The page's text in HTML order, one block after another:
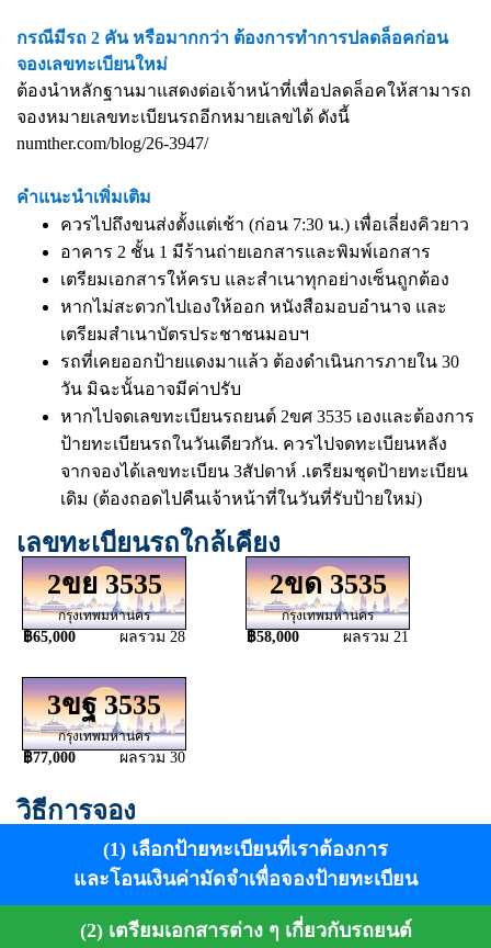
กรณีมีรถ 2 คัน หรือมากกว่า ต้องการทำการปลดล็อคก่อน
จองเลขทะเบียนใหม่
ต้องนำหลักฐานมาแสดงต่อเจ้าหน้าที่เพื่อปลดล็อคให้สามารถ
จองหมายเลขทะเบียนรถอีกหมายเลขได้ ดังนี้
numther.com/blog/26-3947/
คำแนะนำเพิ่มเติม
ควรไปถึงขนส่งตั้งแต่เช้า (ก่อน 7:30 น.) เพื่อเลี่ยงคิวยาว
อาคาร 2 ชั้น 1 มีร้านถ่ายเอกสารและพิมพ์เอกสาร
เตรียมเอกสารให้ครบ และสำเนาทุกอย่างเซ็นถูกต้อง
หากไม่สะดวกไปเองให้ออก หนังสือมอบอำนาจ และ
เตรียมสำเนาบัตรประชาชนมอบฯ
รถที่เคยออกป้ายแดงมาแล้ว ต้องดำเนินการภายใน 30
วัน มิฉะนั้นอาจมีค่าปรับ
หากไปจดเลขทะเบียนรถยนต์ 2ขศ 3535 เองและต้องการ
ป้ายทะเบียนรถในวันเดียวกัน. ควรไปจดทะเบียนหลัง
จากจองได้เลขทะเบียน 3สัปดาห์ .เตรียมชุดป้ายทะเบียน
เดิม (ต้องถอดไปคืนเจ้าหน้าที่ในวันที่รับป้ายใหม่)
เลขทะเบียนรถใกล้เคียง
2ขย 3535
กรุงเทพมหานคร
฿65,000 ผลรวม 28
2ขด 3535
กรุงเทพมหานคร
฿58,000 ผลรวม 21
3ขฐ 3535
กรุงเทพมหานคร
฿77,000 ผลรวม 30
วิธีการจอง
(1) เลือกป้ายทะเบียนที่เราต้องการ
และโอนเงินค่ามัดจำเพื่อจองป้ายทะเบียน
(2) เตรียมเอกสารต่าง ๆ เกี่ยวกับรถยนต์